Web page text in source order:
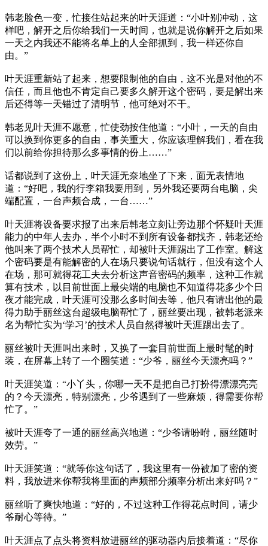
韩老脸色一变，忙接住站起来的叶天涯道：“小叶别冲动，这
样吧，解开之后你给我们一天时间，也就是说你解开之后如果
一天之内我还不能将名单上的人全部抓到，我一样还你自
由。”
叶天涯重新站了起来，想要限制他的自由，这不光是对他的不
信任，而且他也不肯定自己要多久解开这个密码，要是解出来
后还得等一天错过了清明节，他可绝对不干。
韩老见叶天涯不愿意，忙使劲按住他道：“小叶，一天的自由
可以换到你更多的自由，事关重大，你应该理解我们，看在我
们以前给你担待那么多事情的份上……”
话都说到了这份上，叶天涯无奈地坐了下来，面无表情地
道：“好吧，我的行李箱我要用到，另外我还要两台电脑，尖
端配置，一台声频合成，一台……”
叶天涯将设备要求报了出来后韩老立刻让旁边那个怀疑叶天涯
能力的中年人去办，半个小时不到所有设备都找齐，韩老还给
他叫来了两个技术人员帮忙，却被叶天涯踢出了工作室。解这
个密码要是有能解密的人在场只要说句话就行，但没有这个人
在场，那可就得花工夫去分析这声音密码的频率，这种工作就
算有技术，以目前世面上最尖端的电脑也不知道得花多少个日
夜才能完成，叶天涯可没那么多时间去等，他只有请出他的最
得力助手丽丝这台超级电脑帮忙了，丽丝要出现，被韩老派来
名为帮忙实为‘学习’的技术人员自然得被叶天涯踢出去了。
丽丝被叶天涯叫出来时，又换了一套目前世面上最时髦的时
装，在屏幕上转了一个圈笑道：“少爷，丽丝今天漂亮吗？”
叶天涯笑道：“小丫头，你哪一天不是把自己打扮得漂漂亮亮
的？今天漂亮，特别漂亮，少爷遇到了一些麻烦，得需要你帮
忙了。”
被叶天涯夸了一通的丽丝高兴地道：“少爷请吩咐，丽丝随时
效劳。”
叶天涯笑道：“就等你这句话了，我这里有一份被加了密的资
料，我放进来你帮我将里面的声频部分频率分析出来好吗？”
丽丝听了爽快地道：“好的，不过这种工作得花点时间，请少
爷耐心等待。”
叶天涯点了点头将资料放进丽丝的驱动器内后接着道：“尽你